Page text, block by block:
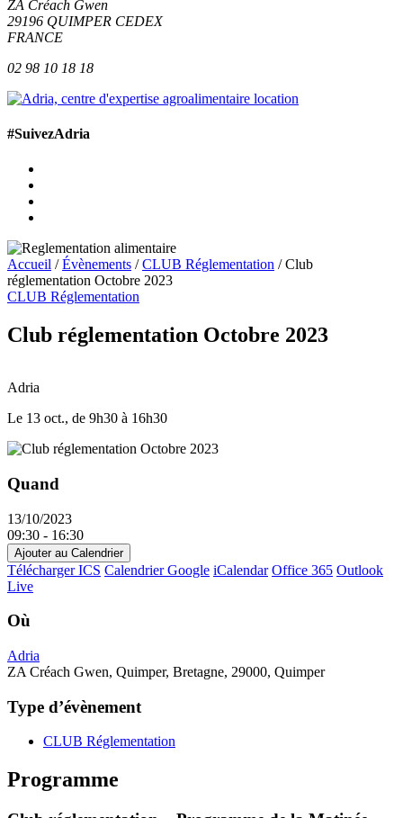
ZA Créach Gwen
29196 QUIMPER CEDEX
FRANCE
02 98 10 18 18
#SuivezAdria
Accueil /Évènements /CLUB Réglementation /Club
réglementation Octobre 2023
CLUB Réglementation
Club réglementation Octobre 2023
+
−
100 m
Adria
Le 13 oct., de 9h30 à 16h30
Quand
13/10/2023
09:30 - 16:30
Ajouter au Calendrier
Télécharger ICS Calendrier Google iCalendar Office 365 Outlook
Live
Où
Adria
ZA Créach Gwen, Quimper, Bretagne, 29000, Quimper
Type d’évènement
CLUB Réglementation
Programme